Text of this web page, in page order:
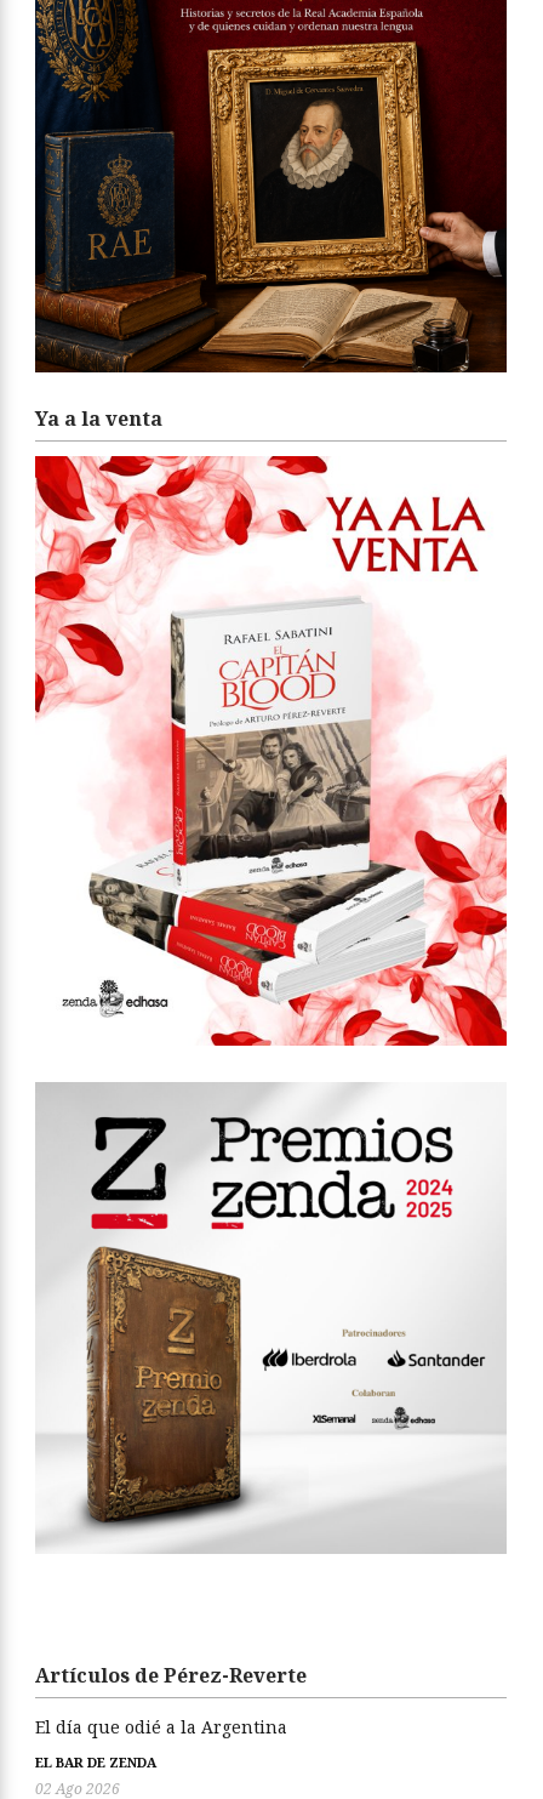
Ya a la venta
Artículos de Pérez-Reverte
El día que odié a la Argentina
EL BAR DE ZENDA
02 Ago 2026